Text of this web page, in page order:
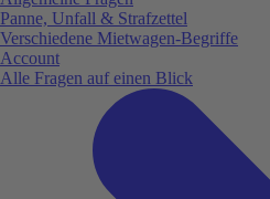
Panne, Unfall & Strafzettel
Verschiedene Mietwagen-Begriffe
Account
Alle Fragen auf einen Blick